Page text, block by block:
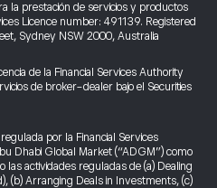
la prestación de servicios y productos
Licence number: 491139. Registered
Sydney NSW 2000, Australia
de la Financial Services Authority
de broker-dealer bajo el Securities
por la Financial Services
Dhabi Global Market (“ADGM”) como
actividades reguladas de (a) Dealing
(b) Arranging Deals in Investments, (c)